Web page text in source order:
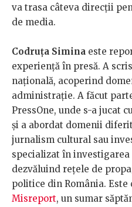
va trasa câteva direcții
de media.
Codruța Simina este
experiență în presă. A
națională, acoperind
administrație. A făcut
PressOne, unde s-a jucat
și a abordat domenii
jurnalism cultural sau
specializat în
dezvăluind rețele de
politice din România.
Misreport, un sumar